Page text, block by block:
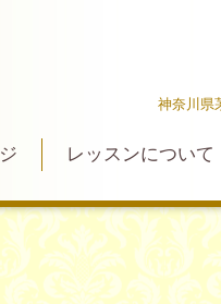
神奈川県
レッスンについて